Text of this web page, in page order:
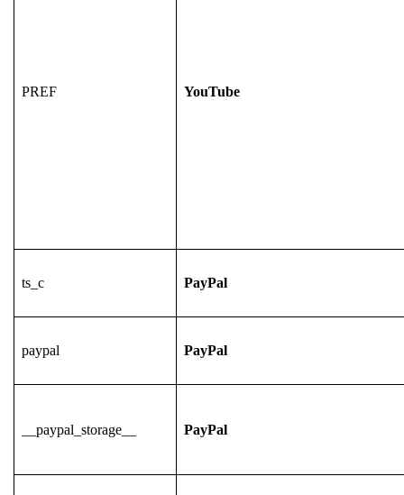
PREF YouTube
ts_c PayPal
paypal PayPal
__paypal_storage__ PayPal